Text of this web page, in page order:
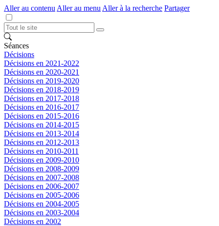
Aller au contenu Aller au menu Aller à la recherche Partager
Séances
Décisions
Décisions en 2021-2022
Décisions en 2020-2021
Décisions en 2019-2020
Décisions en 2018-2019
Décisions en 2017-2018
Décisions en 2016-2017
Décisions en 2015-2016
Décisions en 2014-2015
Décisions en 2013-2014
Décisions en 2012-2013
Décisions en 2010-2011
Décisions en 2009-2010
Décisions en 2008-2009
Décisions en 2007-2008
Décisions en 2006-2007
Décisions en 2005-2006
Décisions en 2004-2005
Décisions en 2003-2004
Décisions en 2002